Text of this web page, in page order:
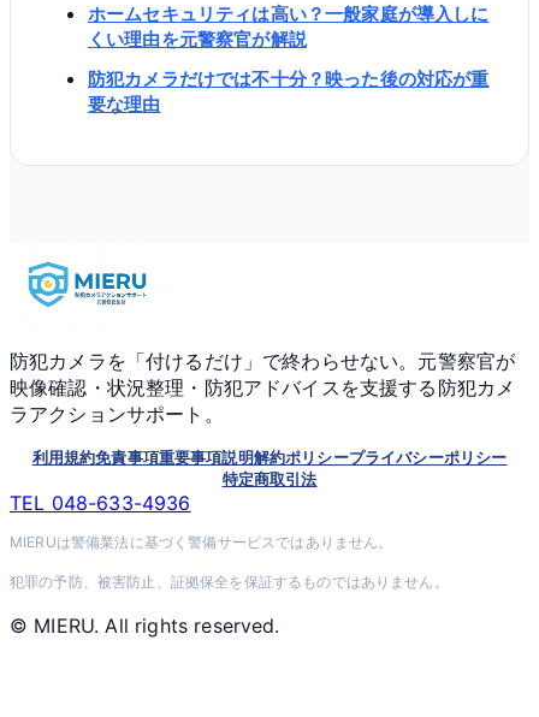
ホームセキュリティは高い？一般家庭が導入しに
くい理由を元警察官が解説
防犯カメラだけでは不十分？映った後の対応が重
要な理由
防犯カメラを「付けるだけ」で終わらせない。元警察官が
映像確認・状況整理・防犯アドバイスを支援する防犯カメ
ラアクションサポート。
利用規約免責事項重要事項説明解約ポリシープライバシーポリシー
特定商取引法
TEL 048-633-4936
MIERUは警備業法に基づく警備サービスではありません。
犯罪の予防、被害防止、証拠保全を保証するものではありません。
© MIERU. All rights reserved.